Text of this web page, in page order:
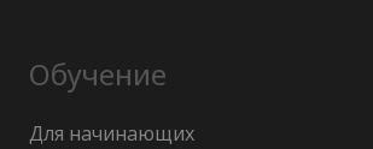
Обучение
Для начинающих